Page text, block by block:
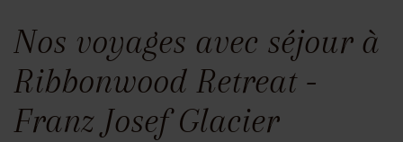
Nos voyages avec séjour à
Ribbonwood Retreat -
Franz Josef Glacier